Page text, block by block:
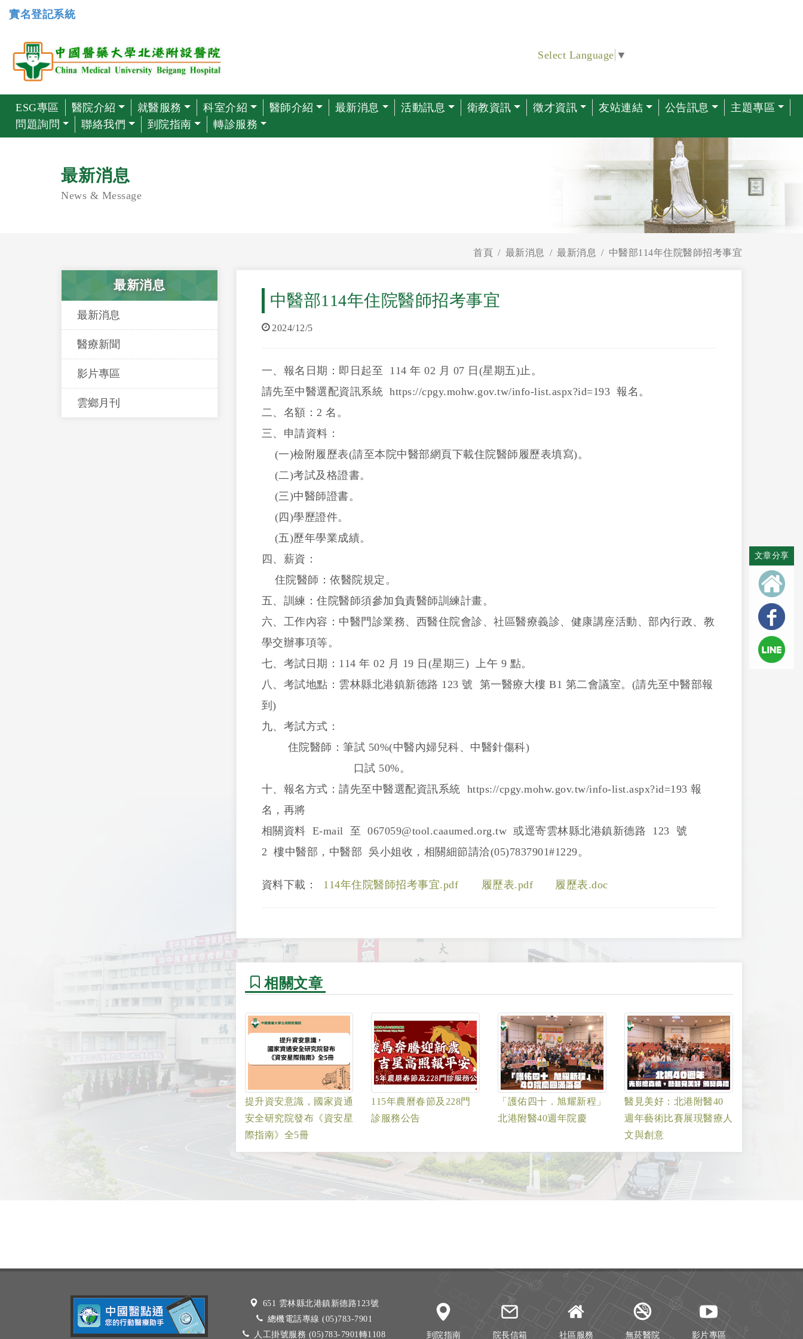
實名登記系統
Select Language ▼
ESG專區 醫院介紹 就醫服務 科室介紹 醫師介紹 最新消息 活動訊息 衛教資訊 徵才資訊 友站連結 公告訊息
主題專區
問題詢問
聯絡我們 到院指南 轉診服務
最新消息
News & Message
首頁 最新消息 最新消息 中醫部114年住院醫師招考事宜
最新消息
最新消息
醫療新聞
影片專區
雲鄉月刊
中醫部114年住院醫師招考事宜
2024/12/5
文章分享
一、報名日期：即日起至 114 年 02 月 07 日(星期五)止。
請先至中醫選配資訊系統 https://cpgy.mohw.gov.tw/info-list.aspx?id=193 報名。
二、名額：2 名。
三、申請資料：
(一)檢附履歷表(請至本院中醫部網頁下載住院醫師履歷表填寫)。
(二)考試及格證書。
(三)中醫師證書。
(四)學歷證件。
(五)歷年學業成績。
四、薪資：
住院醫師：依醫院規定。
五、訓練：住院醫師須參加負責醫師訓練計畫。
六、工作內容：中醫門診業務、西醫住院會診、社區醫療義診、健康講座活動、部內行政、教
學交辦事項等。
七、考試日期：114 年 02 月 19 日(星期三) 上午 9 點。
八、考試地點：雲林縣北港鎮新德路 123 號 第一醫療大樓 B1 第二會議室。(請先至中醫部報
到)
九、考試方式：
住院醫師：筆試 50%(中醫內婦兒科、中醫針傷科)
口試 50%。
十、報名方式：請先至中醫選配資訊系統 https://cpgy.mohw.gov.tw/info-list.aspx?id=193 報
名，再將
相關資料 E-mail 至 067059@tool.caaumed.org.tw 或逕寄雲林縣北港鎮新德路 123 號
2 樓中醫部，中醫部 吳小姐收，相關細節請洽(05)7837901#1229。
資料下載： 114年住院醫師招考事宜.pdf 履歷表.pdf 履歷表.doc
相關文章
提升資安意識，國家資通
安全研究院發布《資安星
際指南》全5冊
115年農曆春節及228門
診服務公告
「護佑四十．旭耀新程」
北港附醫40週年院慶
醫見美好：北港附醫40
週年藝術比賽展現醫療人
文與創意
651 雲林縣北港鎮新德路123號
總機電話專線 (05)783-7901
人工掛號服務 (05)783-7901轉1108
到院指南 院長信箱 社區服務 無菸醫院 影片專區